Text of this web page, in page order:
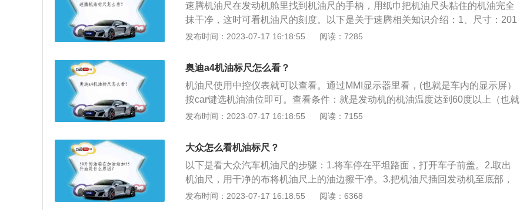
速腾机油尺在发动机舱里找到机油尺的手柄，用纸巾把机油尺头粘住的机油完全
抹干净，这时可看机油尺的刻度。以下是关于速腾相关知识介绍：1、尺寸：201
2版速腾的长宽高分别为4644mm、1778mm、1482mm，轴距为2651mm，车身
费者对空间的需求和喜好。2、动力：动力和操控方面，2015版速腾搭载了大众
最新的EA211系列发动机，包括1.6L和1.4TSI，并提供全新高功率调校版本。全
面优化的底盘技术结合先进的电子辅助装置，保证了无与伦比的纯正操控感受。
发布时间：2023-07-17 16:18:55 阅读：7285
奥迪a4机油标尺怎么看？
机油尺使用中控仪表就可以查看。通过MMI显示器里看，(也就是车内的显示屏）
按car键选机油油位即可。查看条件：就是发动机的机油温度达到60度以上（也就
是发动汽车10分钟以上），熄火，1分钟后，打开点火开关才能看见，在显示屏
像机油壶一样的图标显示。如果正常驾驶中，没有这个图标，就表示不需要添加
机油。2、机油尺的作用是测量机油静态液面的高度，从而反映出发动机机油存
量是否在合理范围。常规机油尺都会有明显的上限位与下限位，只要确保检测出
的机油油位在上下之间即可。如果能在中间的位置当然是最好。在这需要注意的
一点是，机油不是越多越好，油液液面越高，其实发动机的阻力越大（因为曲轴
发布时间：2023-07-17 16:18:55 阅读：7155
大众怎么看机油标尺？
以下是看大众汽车机油尺的步骤：1.将车停在平坦路面，打开车子前盖。2.取出
机油尺，用干净的布将机油尺上的油边擦干净。3.把机油尺插回发动机至底部，
过几秒钟在出机油尺。4.观察机油尺被机油浸温的部分，就能准确测出地面高
发布时间：2023-07-17 16:18:55 阅读：6368